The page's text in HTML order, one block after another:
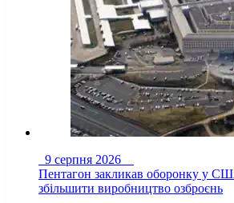
9 серпня 2026
Пентагон закликав оборонку у
збільшити виробництво озброєнь